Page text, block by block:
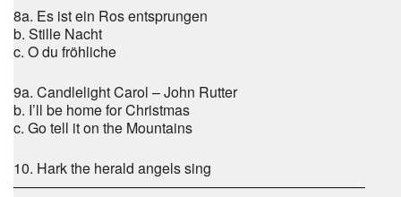
8a. Es ist ein Ros entsprungen
b. Stille Nacht
c. O du fröhliche
9a. Candlelight Carol – John Rutter
b. I’ll be home for Christmas
c. Go tell it on the Mountains
10. Hark the herald angels sing
————————————————————————–